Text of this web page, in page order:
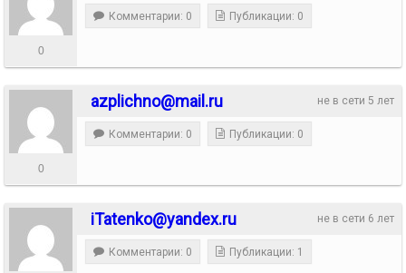
0
Комментарии: 0 Публикации: 0
не в сети 5 лет
azplichno@mail.ru
0
Комментарии: 0 Публикации: 0
не в сети 6 лет
iTatenko@yandex.ru
Комментарии: 0 Публикации: 1